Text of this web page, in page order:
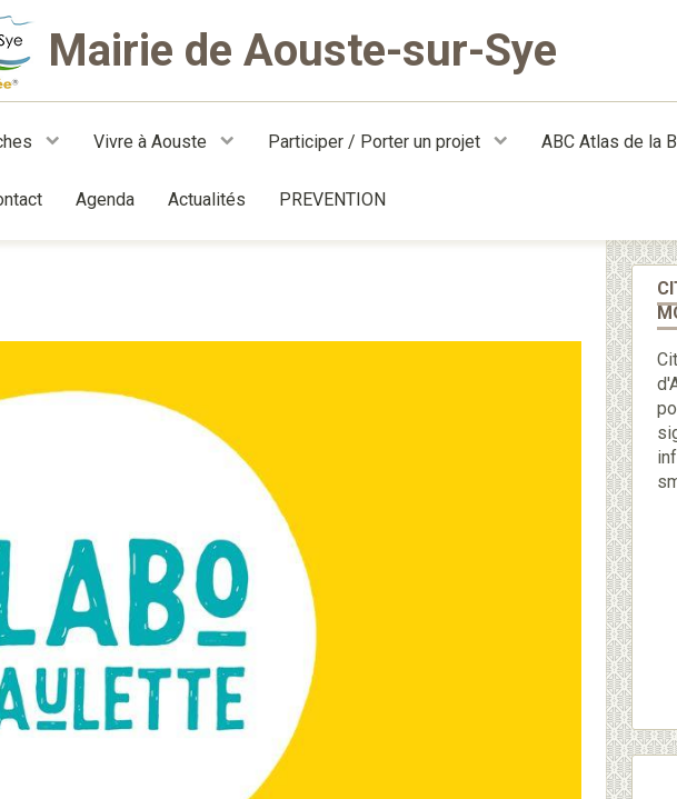
Mairie de Aouste-sur-Sye
Vivre à Aouste Participer / Porter un projet ABC Atlas de la
Agenda Actualités PREVENTION